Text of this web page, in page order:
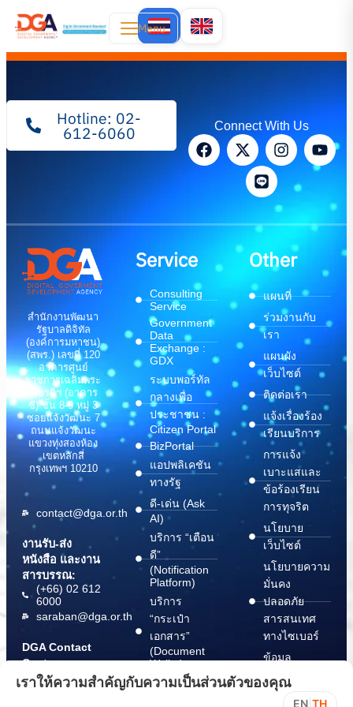
Menu
Hotline: 02-
612-6060 Connect With Us
สำนักงานพัฒนา
รัฐบาลดิจิทัล
(องค์การมหาชน)
(สพร.) เลขที่ 120
อาคารศูนย์
ราชการเฉลิมพระ
เกียรติฯ (อาคาร
ซี) ชั้น 8-9 หมู่ 3
ซอยแจ้งวัฒนะ 7
ถนนแจ้งวัฒนะ
แขวงทุ่งสองห้อง
เขตหลักสี่
กรุงเทพฯ 10210
contact@dga.or.th
งานรับ-ส่ง
หนังสือ และงาน
สารบรรณ:
(+66) 02 612
6000
saraban@dga.or.th
DGA Contact
Center:
(+66) 02 612
6060
Service
Consulting
Service
Government
Data
Exchange :
GDX
ระบบพอร์ทัล
กลางเพื่อ
ประชาชน :
Citizen Portal
BizPortal
แอปพลิเคชัน
ทางรัฐ
ดี-เด่น (Ask
AI)
บริการ “เตือน
ดี”
(Notification
Platform)
บริการ
“กระเป๋า
เอกสาร”
(Document
Wallet)
Other
แผนที่
ร่วมงานกับ
เรา
แผนผัง
เว็บไซต์
ติดต่อเรา
แจ้งเรื่องร้อง
เรียนบริการ
การแจ้ง
เบาะแสและ
ข้อร้องเรียน
การทุจริต
นโยบาย
เว็บไซต์
นโยบายความ
มั่นคง
ปลอดภัย
สารสนเทศ
ทางไซเบอร์
ข้อมูล
ปฏิบัติตาม
เราให้ความสำคัญกับความเป็นส่วนตัวของคุณ
EN TH